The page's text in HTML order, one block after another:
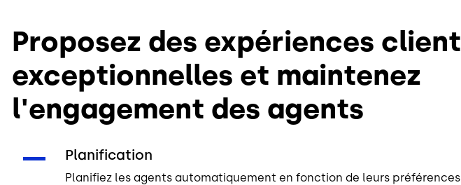
Proposez des expériences client
exceptionnelles et maintenez
l'engagement des agents
Planification
Planifiez les agents automatiquement en fonction de leurs préférences